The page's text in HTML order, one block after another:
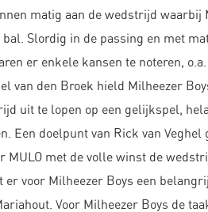
matig aan de wedstrijd
bal. Slordig in de passing en met
er enkele kansen te noteren,
van den Broek hield Milheezer
uit te lopen op een gelijkspel,
Een doelpunt van Rick van
MULO met de volle winst de
er voor Milheezer Boys een
Voor Milheezer Boys de